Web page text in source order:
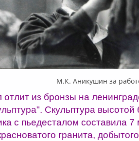
М.К. Аникушин за
из бронзы на
Скульптура
с пьедесталом составила
гранита,